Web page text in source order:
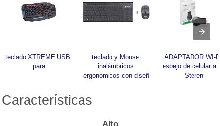
teclado XTREME USB
para
teclado y Mouse
inalámbricos
ergonómicos con diseñ
ADAPTADOR WI-
espejo de celular a
Steren
Características
Alto